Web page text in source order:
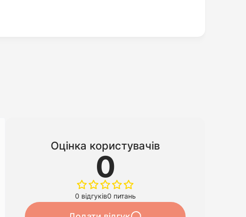
Оцінка користувачів
0
0 відгуків0 питань